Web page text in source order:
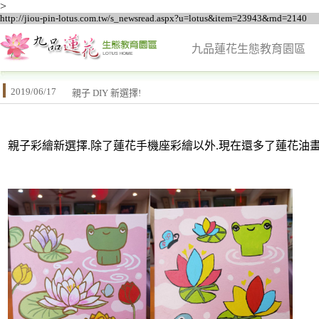
>
http://jiou-pin-lotus.com.tw/s_newsread.aspx?u=lotus&item=23943&rnd=2140
九品蓮花生態教育園區
2019/06/17 親子 DIY 新選擇!
親子彩繪新選擇.除了蓮花手機座彩繪以外.現在還多了蓮花